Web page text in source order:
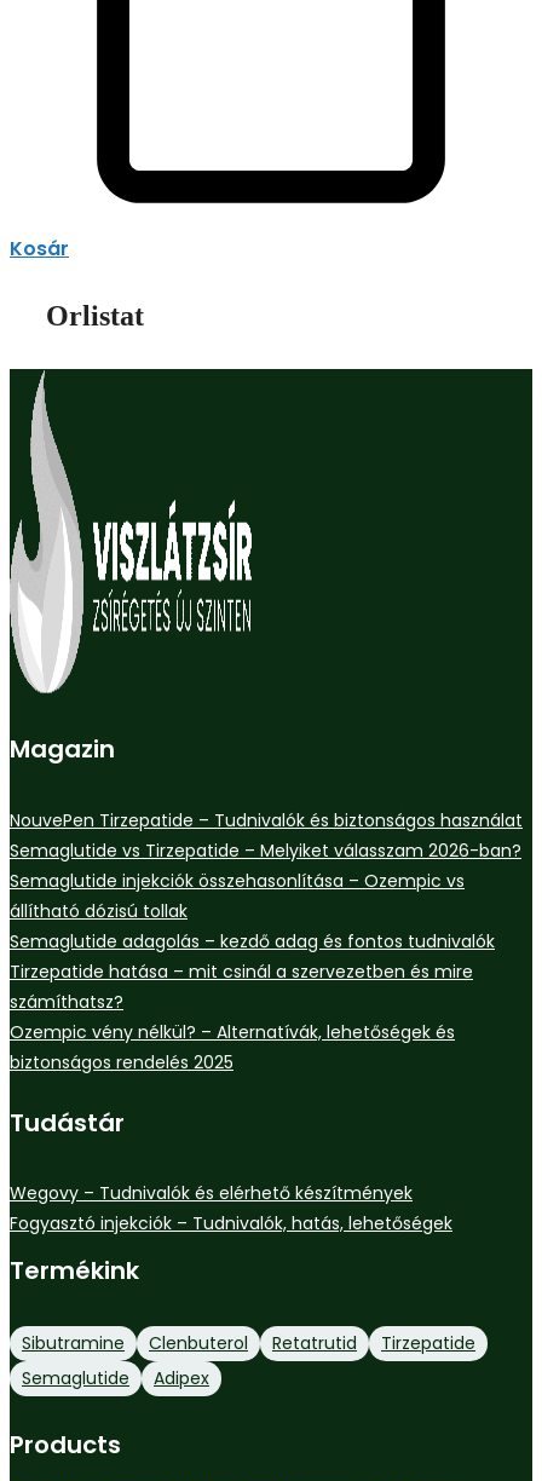
Kosár
Orlistat
Magazin
NouvePen Tirzepatide – Tudnivalók és biztonságos használat
Semaglutide vs Tirzepatide – Melyiket válasszam 2026-ban?
Semaglutide injekciók összehasonlítása – Ozempic vs
állítható dózisú tollak
Semaglutide adagolás – kezdő adag és fontos tudnivalók
Tirzepatide hatása – mit csinál a szervezetben és mire
számíthatsz?
Ozempic vény nélkül? – Alternatívák, lehetőségek és
biztonságos rendelés 2025
Tudástár
Wegovy – Tudnivalók és elérhető készítmények
Fogyasztó injekciók – Tudnivalók, hatás, lehetőségek
Termékink
Sibutramine Clenbuterol Retatrutid
Tirzepatide
Semaglutide
Adipex
Products